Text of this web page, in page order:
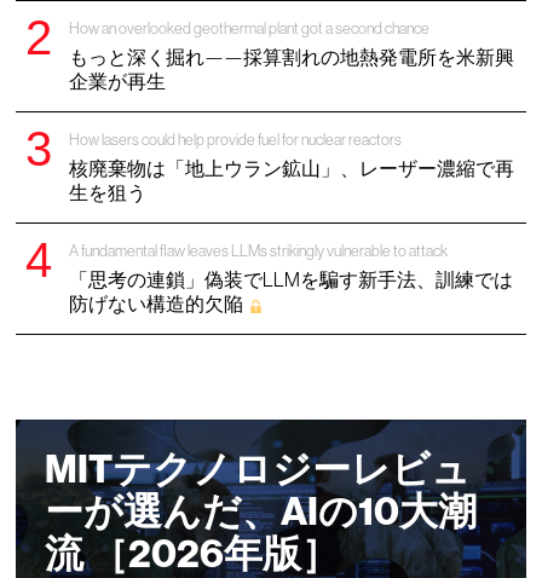
How an overlooked geothermal plant got a second chance
もっと深く掘れ——採算割れの地熱発電所を米新興
企業が再生
How lasers could help provide fuel for nuclear reactors
核廃棄物は「地上ウラン鉱山」、レーザー濃縮で再
生を狙う
A fundamental flaw leaves LLMs strikingly vulnerable to attack
「思考の連鎖」偽装でLLMを騙す新手法、訓練では
防げない構造的欠陥
MITテクノロジーレビュ
ーが選んだ、AIの10大潮
流 ［2026年版］